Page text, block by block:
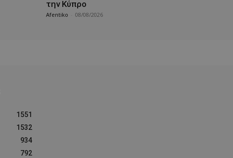
την Κύπρο
Afentiko 08/08/2026
1551
1532
934
792